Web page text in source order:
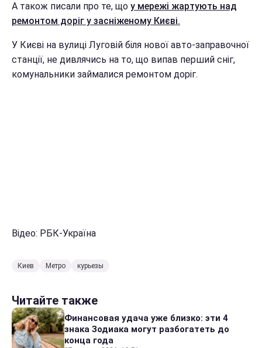
А також писали про те, що у мережі жартують над
ремонтом доріг у засніженому Києві.
У Києві на вулиці Луговій біля нової авто-заправочної
станції, не дивлячись на то, що випав перший сніг,
комунальники займалися ремонтом доріг.
Відео: РБК-Україна
Киев Метро курьезы
Читайте также
Финансовая удача уже близко: эти 4
знака Зодиака могут разбогатеть до
конца года